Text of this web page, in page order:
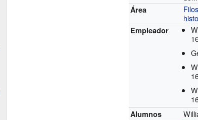
Área
Empleador
Alumnos